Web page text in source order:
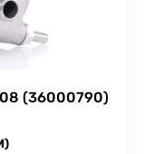
(36000790)